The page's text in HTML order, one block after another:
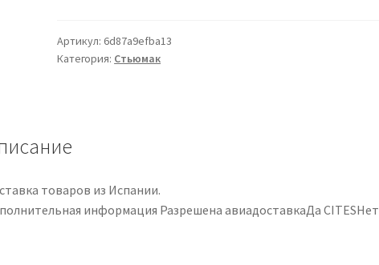
3
Limas
Trastes
Артикул: 6d87a9efba13
Категория: Стьюмак
товаров из Испании.
информация Разрешена авиадоставкаДа CITESНет